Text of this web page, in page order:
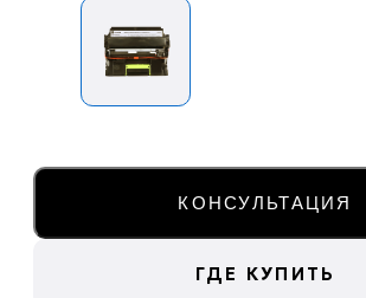
КОНСУЛЬТАЦИЯ
ГДЕ КУПИТЬ